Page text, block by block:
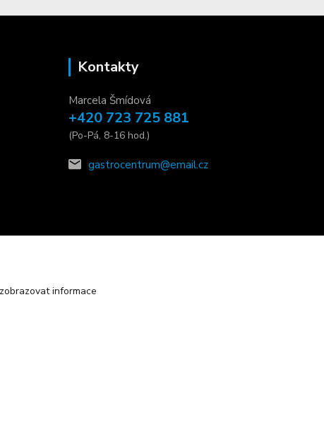
Kontakty
Marcela Šmídová
+420 723 725 881
(Po-Pá, 8-16 hod.)
gastrocentrum@email.cz
informace